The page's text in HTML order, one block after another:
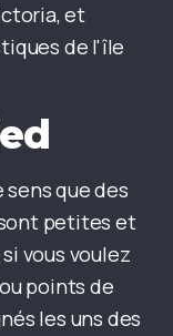
et
de l'île
que des
petites et
vous voulez
points de
les uns des